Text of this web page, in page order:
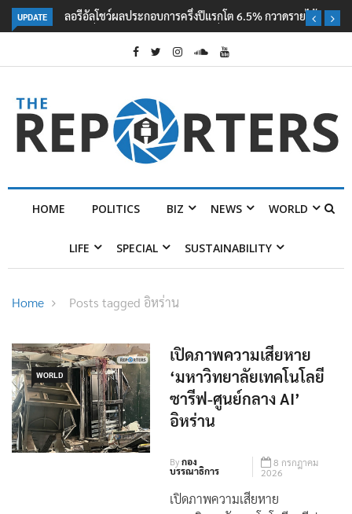
UPDATE
ลอรีอัลโชว์ผลประกอบการครึ่งปีแรกโต 6.5% กวาดรายได้ 2.3 หมื่นล้านยูโร
คว้าไลเซนส์ ‘กุชชี่’ 50 ปี พร้อมส่ง 4 แบรนด์ใหม่บุกตลาดไทย
POLITICS BIZ NEWS WORLD
WORLD
เปิดภาพความเสียหาย
‘มหาวิทยาลัยเทคโนโลยี
ซารีฟ-ศูนย์กลาง AI’
อิหร่าน
Byกอง
บรรณาธิการ
8 กรกฎาคม
2026